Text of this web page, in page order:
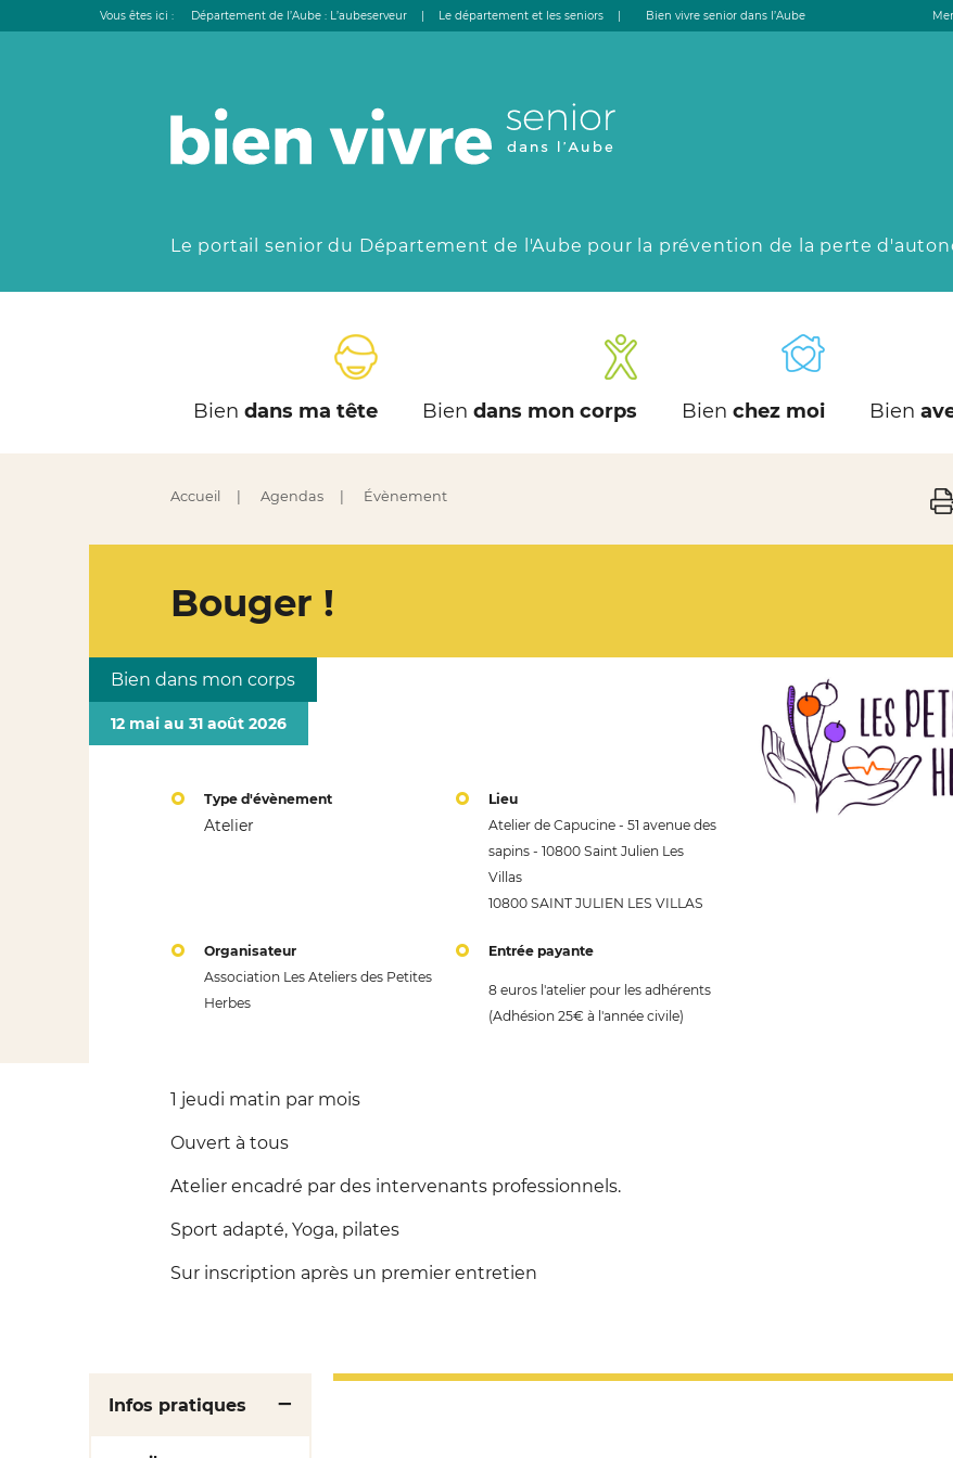
Vous êtes ici : Département de l’Aube : L’aubeserveur | Le département et les seniors | Bien vivre senior dans l’Aube
Le portail senior du Département de l'Aube pour la prévention de la perte
Bien dans ma tête Bien dans mon corps Bien chez moi Bien
Accueil Agendas Évènement
Bouger !
Bien dans mon corps
12 mai au 31 août 2026
Type d'évènement
Atelier
Lieu
Atelier de Capucine - 51 avenue des
sapins - 10800 Saint Julien Les
Villas
10800 SAINT JULIEN LES VILLAS
Organisateur
Association Les Ateliers des Petites
Herbes
Entrée payante
8 euros l'atelier pour les adhérents
(Adhésion 25€ à l'année civile)
1 jeudi matin par mois
Ouvert à tous
Atelier encadré par des intervenants professionnels.
Sport adapté, Yoga, pilates
Sur inscription après un premier entretien
Infos pratiques